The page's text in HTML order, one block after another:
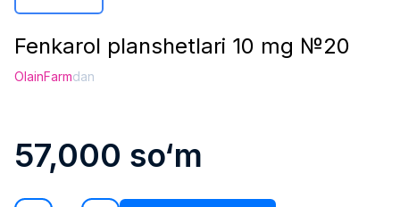
Fenkarol planshetlari 10 mg №20
OlainFarmdan
57,000 so‘m